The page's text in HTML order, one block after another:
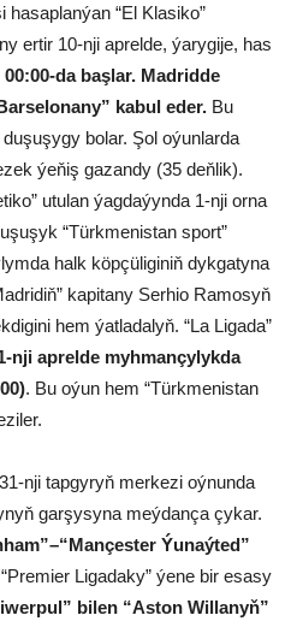
“El Klasiko”
ertir 10-nji aprelde, ýarygije, has
00:00-da başlar. Madridde
kabul eder. Bu
bolar. Şol oýunlarda
ýeňiş gazandy (35 deňlik).
utulan ýagdaýynda 1-nji orna
“Türkmenistan sport”
halk köpçüliginiň dykgatyna
kapitany Serhio Ramosyň
hem ýatladalyň. “La Ligada”
nji aprelde myhmançylykda
. Bu oýun hem “Türkmenistan
nji tapgyryň merkezi oýnunda
garşysyna meýdança çykar.
Ýunaýted”
Ligadaky” ýene bir esasy
bilen “Aston Willanyň”